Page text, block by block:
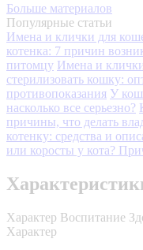
Больше материалов
Популярные статьи
Имена и клички для
котенка: 7 причин
питомцу Имена и
стерилизовать кошку:
противопоказания У
насколько все серьезно?
причины, что делать
котенку: средства и
или коросты у кота?
Характер Воспитание
Характер